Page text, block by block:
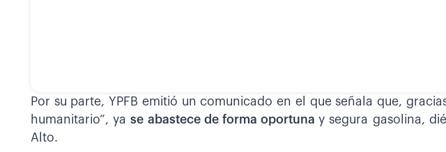
Por su parte, YPFB emitió un comunicado en el que señala que,
humanitario”, yase abastece de forma oportunay segura gasolina,
Alto.